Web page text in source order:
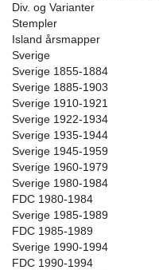
Div. og Varianter
Stempler
Island årsmapper
Sverige
Sverige 1855-1884
Sverige 1885-1903
Sverige 1910-1921
Sverige 1922-1934
Sverige 1935-1944
Sverige 1945-1959
Sverige 1960-1979
Sverige 1980-1984
FDC 1980-1984
Sverige 1985-1989
FDC 1985-1989
Sverige 1990-1994
FDC 1990-1994